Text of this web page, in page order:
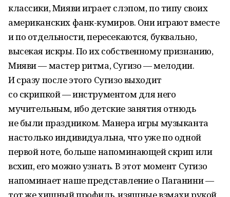
классики, Мияви играет слэпом, по типу своих
американских фанк-кумиров. Они играют вместе
и по отдельности, пересекаются, буквально,
высекая искры. По их собственному признанию,
Мияви — мастер ритма, Сугизо — мелодии.
И сразу после этого Сугизо выходит
со скрипкой — инструментом для него
мучительным, ибо детские занятия отнюдь
не были праздником. Манера игры музыканта
настолько индивидуальна, что уже по одной
первой ноте, больше напоминающей скрип или
всхип, его можно узнать. В этот момент Сугизо
напоминает наше представление о Паганини —